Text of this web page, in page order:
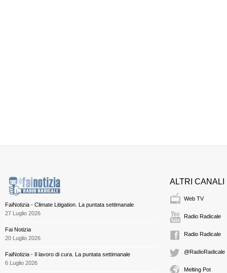
FaiNotizia - Climate Litigation. La puntata settimanale
27 Luglio 2026
Fai Notizia
20 Luglio 2026
FaiNotizia - Il lavoro di cura. La puntata settimanale
6 Luglio 2026
ALTRI CANALI
Web TV
Radio Radicale
Radio Radicale
@RadioRadicale
Melting Pot